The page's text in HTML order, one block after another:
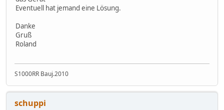
Eventuell hat jemand eine Lösung.
Danke
Gruß
Roland
S1000RR Bauj.2010
schuppi